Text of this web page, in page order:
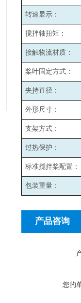
转速显示：
搅拌轴扭矩：
接触物流材质：
桨叶固定方式：
夹持直径：
外形尺寸：
支架方式：
过热保护：
标准搅拌桨配置：
包装重量：
产品咨询
您的